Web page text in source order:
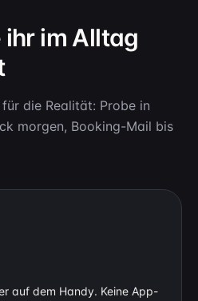
ihr im Alltag
die Realität: Probe in
morgen, Booking-Mail bis
auf dem Handy. Keine App-